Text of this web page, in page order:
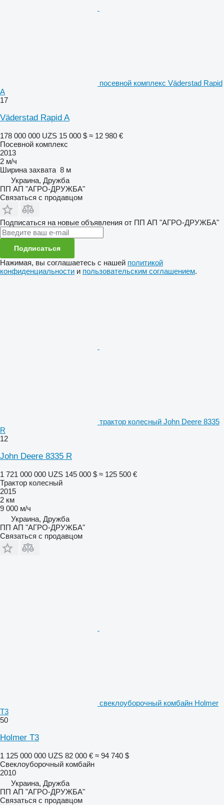
посевной комплекс Väderstad Rapid
A
17
Väderstad Rapid A
178 000 000 UZS 15 000 $ ≈ 12 980 €
Посевной комплекс
2013
2 м/ч
Ширина захвата 8 м
Украина, Дружба
ПП АП "АГРО-ДРУЖБА"
Связаться с продавцом
Подписаться на новые объявления от ПП АП "АГРО-ДРУЖБА"
Подписаться
Нажимая, вы соглашаетесь с нашей политикой
конфиденциальности и пользовательским соглашением.
трактор колесный John Deere 8335
R
12
John Deere 8335 R
1 721 000 000 UZS 145 000 $ ≈ 125 500 €
Трактор колесный
2015
2 км
9 000 м/ч
Украина, Дружба
ПП АП "АГРО-ДРУЖБА"
Связаться с продавцом
свеклоуборочный комбайн Holmer
T3
50
Holmer T3
1 125 000 000 UZS 82 000 € ≈ 94 740 $
Свеклоуборочный комбайн
2010
Украина, Дружба
ПП АП "АГРО-ДРУЖБА"
Связаться с продавцом